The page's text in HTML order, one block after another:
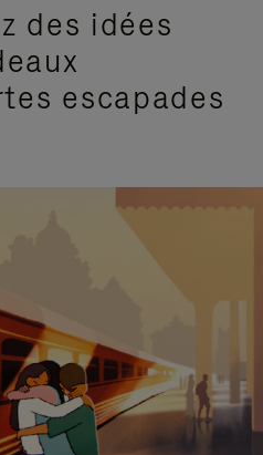
des idées
escapades